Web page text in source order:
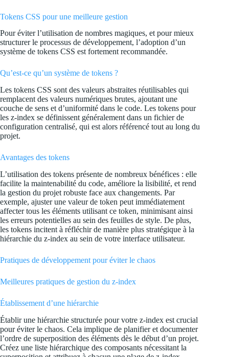
Tokens CSS pour une meilleure gestion
Pour éviter l’utilisation de nombres magiques, et pour mieux
structurer le processus de développement, l’adoption d’un
système de tokens CSS est fortement recommandée.
Qu’est-ce qu’un système de tokens ?
Les tokens CSS sont des valeurs abstraites réutilisables qui
remplacent des valeurs numériques brutes, ajoutant une
couche de sens et d’uniformité dans le code. Les tokens pour
les z-index se définissent généralement dans un fichier de
configuration centralisé, qui est alors référencé tout au long du
projet.
Avantages des tokens
L’utilisation des tokens présente de nombreux bénéfices : elle
facilite la maintenabilité du code, améliore la lisibilité, et rend
la gestion du projet robuste face aux changements. Par
exemple, ajuster une valeur de token peut immédiatement
affecter tous les éléments utilisant ce token, minimisant ainsi
les erreurs potentielles au sein des feuilles de style. De plus,
les tokens incitent à réfléchir de manière plus stratégique à la
hiérarchie du z-index au sein de votre interface utilisateur.
Pratiques de développement pour éviter le chaos
Meilleures pratiques de gestion du z-index
Établissement d’une hiérarchie
Établir une hiérarchie structurée pour votre z-index est crucial
pour éviter le chaos. Cela implique de planifier et documenter
l’ordre de superposition des éléments dès le début d’un projet.
Créez une liste hiérarchique des composants nécessitant la